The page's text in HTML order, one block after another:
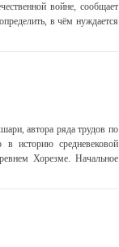
войне, сообщает
в чём нуждается
автора ряда трудов по
в историю средневековой
Хорезме. Начальное